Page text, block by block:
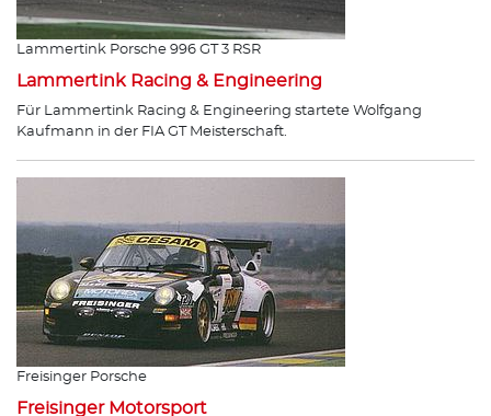
Lammertink Porsche 996 GT 3 RSR
Lammertink Racing & Engineering
Für Lammertink Racing & Engineering startete Wolfgang
Kaufmann in der FIA GT Meisterschaft.
Freisinger Porsche
Freisinger Motorsport